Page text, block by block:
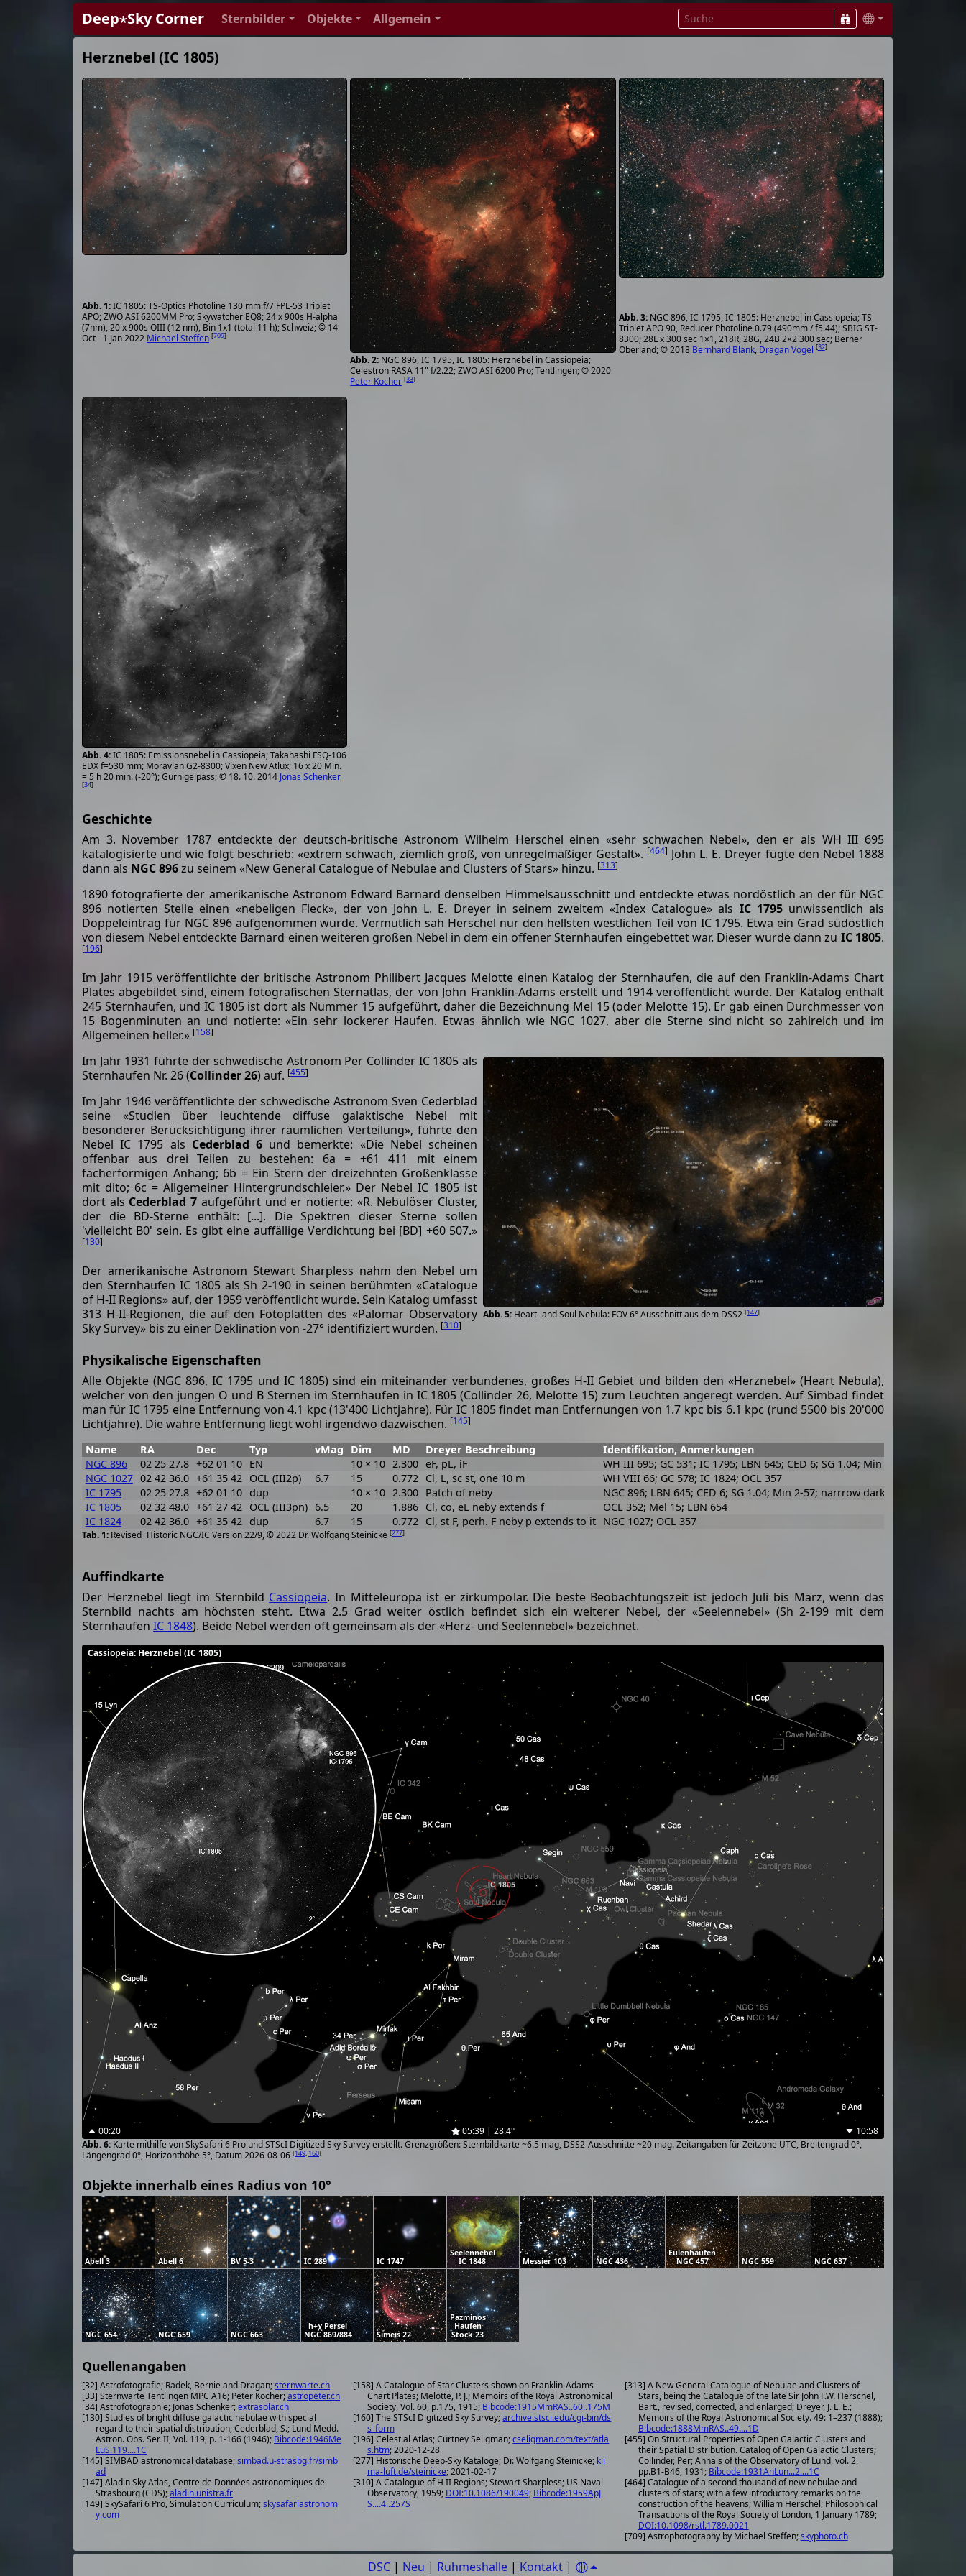
Deep⋆Sky Corner Sternbilder Objekte Allgemein
Herznebel (IC 1805)
IC 1805: TS-Optics Photoline 130 mm f/7 FPL-53 Triplet
APO; ZWO ASI 6200MM Pro; Skywatcher EQ8; 24 x 900s H-alpha
(7nm), 20 x 900s OIII (12 nm), Bin 1x1 (total 11 h); Schweiz; © 14
Oct - 1 Jan 2022 Michael Steffen [709]
NGC 896, IC 1795, IC 1805: Herznebel in Cassiopeia;
Celestron RASA 11" f/2.22; ZWO ASI 6200 Pro; Tentlingen; © 2020
Peter Kocher [33]
NGC 896, IC 1795, IC 1805: Herznebel in Cassiopeia; TS
Triplet APO 90, Reducer Photoline 0.79 (490mm / f5.44); SBIG ST-
8300; 28L x 300 sec 1×1, 218R, 28G, 24B 2×2 300 sec; Berner
Oberland; © 2018 Bernhard Blank, Dragan Vogel [32]
IC 1805: Emissionsnebel in Cassiopeia; Takahashi FSQ-106
EDX f=530 mm; Moravian G2-8300; Vixen New Atlux; 16 x 20 Min.
= 5 h 20 min. (-20°); Gurnigelpass; © 18. 10. 2014 Jonas Schenker
[34]
Geschichte
Am 3. November 1787 entdeckte der deutsch-britische Astronom Wilhelm Herschel einen «sehr schwachen Nebel», den er als WH III 695
katalogisierte und wie folgt beschrieb: «extrem schwach, ziemlich groß, von unregelmäßiger Gestalt». [464] John L. E. Dreyer fügte den Nebel 1888
dann als NGC 896zu seinem «New General Catalogue of Nebulae and Clusters of Stars» hinzu. [313]
1890 fotografierte der amerikanische Astronom Edward Barnard denselben Himmelsausschnitt und entdeckte etwas nordöstlich an der für NGC
896 notierten Stelle einen «nebeligen Fleck», der von John L. E. Dreyer in seinem zweitem «Index Catalogue» als IC 1795unwissentlich als
Doppeleintrag für NGC 896 aufgenommen wurde. Vermutlich sah Herschel nur den hellsten westlichen Teil von IC 1795. Etwa ein Grad südöstlich
von diesem Nebel entdeckte Barnard einen weiteren großen Nebel in dem ein offener Sternhaufen eingebettet war. Dieser wurde dann zu IC 1805.
[196]
Im Jahr 1915 veröffentlichte der britische Astronom Philibert Jacques Melotte einen Katalog der Sternhaufen, die auf den Franklin-Adams Chart
Plates abgebildet sind, einem fotografischen Sternatlas, der von John Franklin-Adams erstellt und 1914 veröffentlicht wurde. Der Katalog enthält
245 Sternhaufen, und IC 1805 ist dort als Nummer 15 aufgeführt, daher die Bezeichnung Mel 15 (oder Melotte 15). Er gab einen Durchmesser von
15 Bogenminuten an und notierte: «Ein sehr lockerer Haufen. Etwas ähnlich wie NGC 1027, aber die Sterne sind nicht so zahlreich und im
Allgemeinen heller.» [158]
Heart- and Soul Nebula: FOV 6° Ausschnitt aus dem DSS2 [147]
Im Jahr 1931 führte der schwedische Astronom Per Collinder IC 1805 als
Sternhaufen Nr. 26 (Collinder 26) auf. [455]
Im Jahr 1946 veröffentlichte der schwedische Astronom Sven Cederblad
seine «Studien über leuchtende diffuse galaktische Nebel mit
besonderer Berücksichtigung ihrer räumlichen Verteilung», führte den
Nebel IC 1795 als Cederblad 6 und bemerkte: «Die Nebel scheinen
offenbar aus drei Teilen zu bestehen: 6a = +61 411 mit einem
fächerförmigen Anhang; 6b = Ein Stern der dreizehnten Größenklasse
mit dito; 6c = Allgemeiner Hintergrundschleier.» Der Nebel IC 1805 ist
dort als Cederblad 7 aufgeführt und er notierte: «R. Nebulöser Cluster,
der die BD-Sterne enthält: [...]. Die Spektren dieser Sterne sollen
'vielleicht B0' sein. Es gibt eine auffällige Verdichtung bei [BD] +60 507.»
[130]
Der amerikanische Astronom Stewart Sharpless nahm den Nebel um
den Sternhaufen IC 1805 als Sh 2-190 in seinen berühmten «Catalogue
of H-II Regions» auf, der 1959 veröffentlicht wurde. Sein Katalog umfasst
313 H-II-Regionen, die auf den Fotoplatten des «Palomar Observatory
Sky Survey» bis zu einer Deklination von -27° identifiziert wurden. [310]
Physikalische Eigenschaften
Alle Objekte (NGC 896, IC 1795 und IC 1805) sind ein miteinander verbundenes, großes H-II Gebiet und bilden den «Herznebel» (Heart Nebula),
welcher von den jungen O und B Sternen im Sternhaufen in IC 1805 (Collinder 26, Melotte 15) zum Leuchten angeregt werden. Auf Simbad findet
man für IC 1795 eine Entfernung von 4.1 kpc (13'400 Lichtjahre). Für IC 1805 findet man Entfernungen von 1.7 kpc bis 6.1 kpc (rund 5500 bis 20'000
Lichtjahre). Die wahre Entfernung liegt wohl irgendwo dazwischen. [145]
Revised+Historic NGC/IC Version 22/9, © 2022 Dr. Wolfgang Steinicke [277]
Name RA Dec Typ vMag Dim MD Dreyer Beschreibung
Identifikation, Anmerkungen
NGC 896
02 25 27.8 +62 01 10 EN 10 × 10 2.300 eF, pL, iF
WH III 695; GC 531; IC 1795; LBN 645; CED 6; SG 1.04; Min 2-57; narrrow
NGC 1027 02 42 36.0 +61 35 42 OCL (III2p) 6.7 15 0.772 Cl, L, sc st, one 10 m
WH VIII 66; GC 578; IC 1824; OCL 357
IC 1795
02 25 27.8 +62 01 10 dup 10 × 10 2.300 Patch of neby
NGC 896; LBN 645; CED 6; SG 1.04; Min 2-57; narrrow dark lane n-s, SNR ?
IC 1805
02 32 48.0 +61 27 42 OCL (III3pn) 6.5 20 1.886 Cl, co, eL neby extends f
OCL 352; Mel 15; LBN 654
IC 1824
02 42 36.0 +61 35 42 dup 6.7 15 0.772 Cl, st F, perh. F neby p extends to it NGC 1027; OCL 357
Auffindkarte
Der Herznebel liegt im Sternbild Cassiopeia. In Mitteleuropa ist er zirkumpolar. Die beste Beobachtungszeit ist jedoch Juli bis März, wenn das
Sternbild nachts am höchsten steht. Etwa 2.5 Grad weiter östlich befindet sich ein weiterer Nebel, der «Seelennebel» (Sh 2-199 mit dem
Sternhaufen IC 1848). Beide Nebel werden oft gemeinsam als der «Herz- und Seelennebel» bezeichnet.
Cassiopeia: Herznebel (IC 1805)
00:20 05:39 | 28.4°
10:58
Karte mithilfe von SkySafari 6 Pro und STScI Digitized Sky Survey erstellt. Grenzgrößen: Sternbildkarte ~6.5 mag, DSS2-Ausschnitte ~20 mag. Zeitangaben für Zeitzone UTC, Breitengrad 0°,
Längengrad 0°, Horizonthöhe 5°, Datum 2026-08-06 [149, 160]
Objekte innerhalb eines Radius von 10°
Abell 3 Abell 6 BV 5-3 IC 289 IC 1747
Seelennebel
IC 1848
Messier 103 NGC 436
Eulenhaufen
NGC 457
NGC 559 NGC 637
NGC 654 NGC 659 NGC 663
h+χ Persei
NGC 869/884
Simeis 22
Pazminos
Haufen
Stock 23
Quellenangaben
[32] Astrofotografie; Radek, Bernie and Dragan;sternwarte.ch
[33] Sternwarte Tentlingen MPC A16; Peter Kocher;astropeter.ch
[34] Astrofotographie; Jonas Schenker;extrasolar.ch
[130] Studies of bright diffuse galactic nebulae with special
regard to their spatial distribution; Cederblad, S.; Lund Medd.
Astron. Obs. Ser. II, Vol. 119, p. 1-166 (1946); Bibcode:1946Me
LuS.119....1C
[145] SIMBAD astronomical database;simbad.u-strasbg.fr/simb
ad
[147] Aladin Sky Atlas, Centre de Données astronomiques de
Strasbourg (CDS);aladin.unistra.fr
[149] SkySafari 6 Pro, Simulation Curriculum;skysafariastronom
y.com
[158] A Catalogue of Star Clusters shown on Franklin-Adams
Chart Plates; Melotte, P. J.; Memoirs of the Royal Astronomical
Society, Vol. 60, p.175, 1915; Bibcode:1915MmRAS..60..175M
[160] The STScI Digitized Sky Survey;archive.stsci.edu/cgi-bin/ds
s_form
[196] Celestial Atlas; Curtney Seligman;cseligman.com/text/atla
s.htm; 2020-12-28
[277] Historische Deep-Sky Kataloge; Dr. Wolfgang Steinicke; kli
ma-luft.de/steinicke; 2021-02-17
[310] A Catalogue of H II Regions; Stewart Sharpless; US Naval
Observatory, 1959; DOI:10.1086/190049; Bibcode:1959ApJ
S....4..257S
[313] A New General Catalogue of Nebulae and Clusters of
Stars, being the Catalogue of the late Sir John F.W. Herschel,
Bart., revised, corrected, and enlarged; Dreyer, J. L. E.;
Memoirs of the Royal Astronomical Society. 49: 1–237 (1888);
Bibcode:1888MmRAS..49....1D
[455] On Structural Properties of Open Galactic Clusters and
their Spatial Distribution. Catalog of Open Galactic Clusters;
Collinder, Per; Annals of the Observatory of Lund, vol. 2,
pp.B1-B46, 1931; Bibcode:1931AnLun...2....1C
[464] Catalogue of a second thousand of new nebulae and
clusters of stars; with a few introductory remarks on the
construction of the heavens; William Herschel; Philosophical
Transactions of the Royal Society of London, 1 January 1789;
DOI:10.1098/rstl.1789.0021
[709] Astrophotography by Michael Steffen;skyphoto.ch
DSC | Neu | Ruhmeshalle | Kontakt |